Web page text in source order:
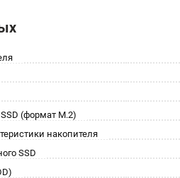
(формат M.2)
накопителя
SSD